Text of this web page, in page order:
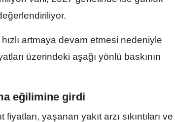
artmaya devam etmesi nedeniyle
üzerindeki aşağı yönlü baskının
eğilimine girdi
yaşanan yakıt arzı sıkıntıları ve